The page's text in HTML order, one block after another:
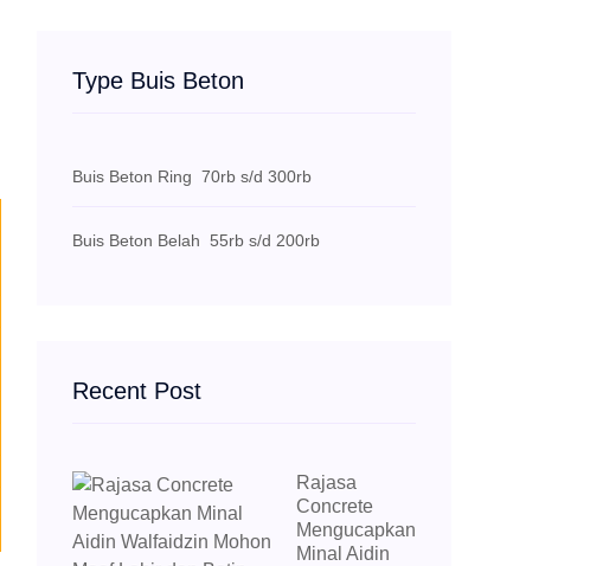
Type Buis Beton
Buis Beton Ring 70rb s/d 300rb
Buis Beton Belah 55rb s/d 200rb
Recent Post
Rajasa
Concrete
Mengucapkan
Minal Aidin